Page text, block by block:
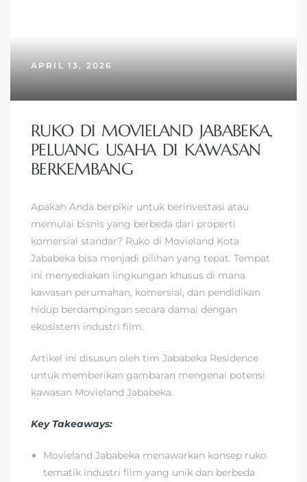
APRIL 13, 2026
RUKO DI MOVIELAND JABABEKA,
PELUANG USAHA DI KAWASAN
BERKEMBANG
Apakah Anda berpikir untuk berinvestasi atau
memulai bisnis yang berbeda dari properti
komersial standar? Ruko di Movieland Kota
Jababeka bisa menjadi pilihan yang tepat. Tempat
ini menyediakan lingkungan khusus di mana
kawasan perumahan, komersial, dan pendidikan
hidup berdampingan secara damai dengan
ekosistem industri film.
Artikel ini disusun oleh tim Jababeka Residence
untuk memberikan gambaran mengenai potensi
kawasan Movieland Jababeka.
Key Takeaways:
Movieland Jababeka menawarkan konsep ruko
tematik industri film yang unik dan berbeda